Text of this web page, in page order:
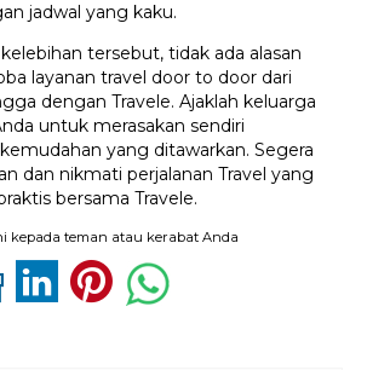
jadwal yang kaku.
tersebut, tidak ada alasan
layanan travel door to door dari
dengan Travele. Ajaklah keluarga
untuk merasakan sendiri
yang ditawarkan. Segera
dan nikmati perjalanan Travel yang
bersama Travele.
kepada teman atau kerabat Anda